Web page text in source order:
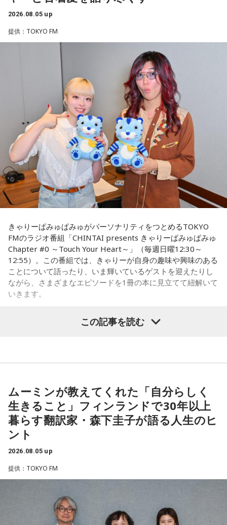
していて、広島出身の有吉弘行さんに仕事がなかった時も積
も親交があり、吉川さんは横山さんとの対談では広島弁で行
います。ファンにとっては嬉しい限りです。
番組名：『平成ラヂオバラエティ ござん様さま』
放送局：RCCラジオ（広島）
放送日時：月曜～金曜 9時～11時30分
※横山さんは火曜～金曜に出演／「ザ☆横山雄二ショー」土
曜 22時～22時55分
この番組をラジコで聴く
友近千鶴さん（RNB南海放送『友近ママの魔法の
引き出し』）
あの人気芸人、友近さんのお母様の番組です。友近ママは
絵、トールペインティング、フラワーアレンジメント、デコ
ママの進行で非常に温かい雰囲気の放送になっています。生
放送中に続々と寄せられるメールも、スポンサーの方と一緒
に紹介します。
番組で水谷千重子さんの曲をかけることもあり、友近ママが
娘の友近さんの話をする時は、どことなく照れているような
感じが伝わってきます（笑）。友近さんが遊びに来たことも
れられる一幕もありました。友近ママの声や喋り方の雰囲気
は、友近さんに似ていますが「水谷千重子の曲は、特に難し
ていらっしゃいます。
齊藤さんは23歳の時、市が行った「八王子の空襲と戦災の記
録」の編集に関わったことで、戦没者のご遺族の方とお逢い
して、戦争体験の聞き取り調査を行うようになりました。た
だ、普通の空襲は、家の場所を調べれば、お住まいになって
いた人が分かりますが、列車の乗客は、たまたま乗り合わせ
た人ばかりで、調査は困難を極めたんですね。
そこで、齊藤さんをはじめ本の編集委員の皆さんは、新聞や
テレビなどの協力を得て、ときには、新聞に「尋ね人」の広
告も出しながら、列車に乗っていた人を探しました。まだ新
のご遺族も多く、次から次へと名乗り出ていらして、およそ8
割の亡くなった方のお名前が判明しました。
いのはな慰霊碑
合わせて、地元の皆さんからもこの悲惨な銃撃を語り継いで
ようになりました。1992年には、地元のロータリークラブの
人の方のお名前が分かり、石碑にもお名前が刻まれました。
ご遺族の方も80年の時を経て、「ようやくホッとした」とお
っしゃったといいます。「調査は諦めてはいけない」と話す
齊藤さんですが、まだまだご苦労もあります。
「当時は自分の持ち物に名前を書いていましたので、遺品に
お名前はあるんですが、ご家族からの借物を持っていたりし
て、亡くなったと特定できないケースもあるんです。だか
お目にかかりたいんです」
す！」（大阪府 19歳）
◆当たりますように♡
賀喜：夏休みに恋人と東京に行くっていいね！ でも、夏のデ
ィズニーは暑いよ～。昔、私も夏に行ったことがあるけど、
ディズニーって基本外だから、めちゃくちゃ暑いんだよね。
日陰に入ったとしても、まあ知れてるじゃない（笑）？ せっ
かくかわいくして恋人と来たのに、汗でびちゃびちゃになっ
て「前髪が崩れちゃった……」ってなっちゃうかもしれない。
だから、ちゃんと暑さ対策グッズをいろいろ持って行ったほ
うがいいよ！ ハンディファンとか、タオルとか、持っていく
んだよ！ 熱中症になっちゃうからね。
当たったら神宮公演も観に来てくれるみたいだけど、神宮も
暑いからね（笑）。恋人と2人で観に来てくれたのに、暑くて
汗をかいて「前髪がなくなっちゃった……」ってなっちゃうか
前タオルと一緒に汗拭き用のタオルも持ってきて（笑）。
「当たったら」だもんね、来てくれたらいいな……当たれ
（笑）！ だって、2人で来てほしいもん。もしディズニーに
行けて、ライブにも行けたときはまた教えてね！ 当たります
ように♡
※放送エリア外の方は、プレミアム会員の登録でご利用いた
パーソナリティ：アンジー校長（アンジェリーナ1/3・
Gacharic Spin）、たんぼ教頭（溝上たんぼ）
放送日時：月曜～木曜 22:00～23:55／金曜 22:00～22:55
番組Webサイト：https://www.tfm.co.jp/lock/
番組公式X：
2026.08.05 up
提供：TOKYO FM
きゃりーぱみゅぱみゅがパーソナリティをつとめるTOKYO
FMのラジオ番組「CHINTAI presents きゃりーぱみゅぱみゅ
Chapter #0 ～Touch Your Heart～」（毎週日曜12:30～
12:55）。この番組では、きゃりーが自身の趣味や興味のある
ことについて語ったり、いま輝いているゲストを迎えたりし
ながら、さまざまなエピソードを1冊の本に見立てて紐解いて
いきます。
8月2日（日）放送のゲストは、「ハグレモノをツワモノに」
を企業理念に掲げる株式会社yutori 代表取締役社長の片石貴
（左から）パーソナリティのきゃりーぱみゅぱみゅ、株式会
社yutori代表取締役社長 片石貴展さん（ゆとりくん）
ゆとりくんは、Z世代向けアパレルブランドを数多く手がけ、
2023年にはアパレル業界史上最年少で上場を果たしたことで
大きな注目を集めています。きゃりーは「いろんな人から
気になっていました」と語り、今回の出演を熱烈オファーし
たことを明かします。
この記事を読む
ムーミンが教えてくれた「自分らしく
生きること」フィンランドで30年以上
暮らす翻訳家・森下圭子が語る人生のヒ
ント
2026.08.05 up
提供：TOKYO FM